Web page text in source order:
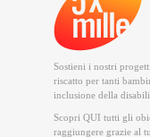
Sostieni i nostri
riscatto per tanti
inclusione della
Scopri QUI tutti gli
raggiungere grazie al